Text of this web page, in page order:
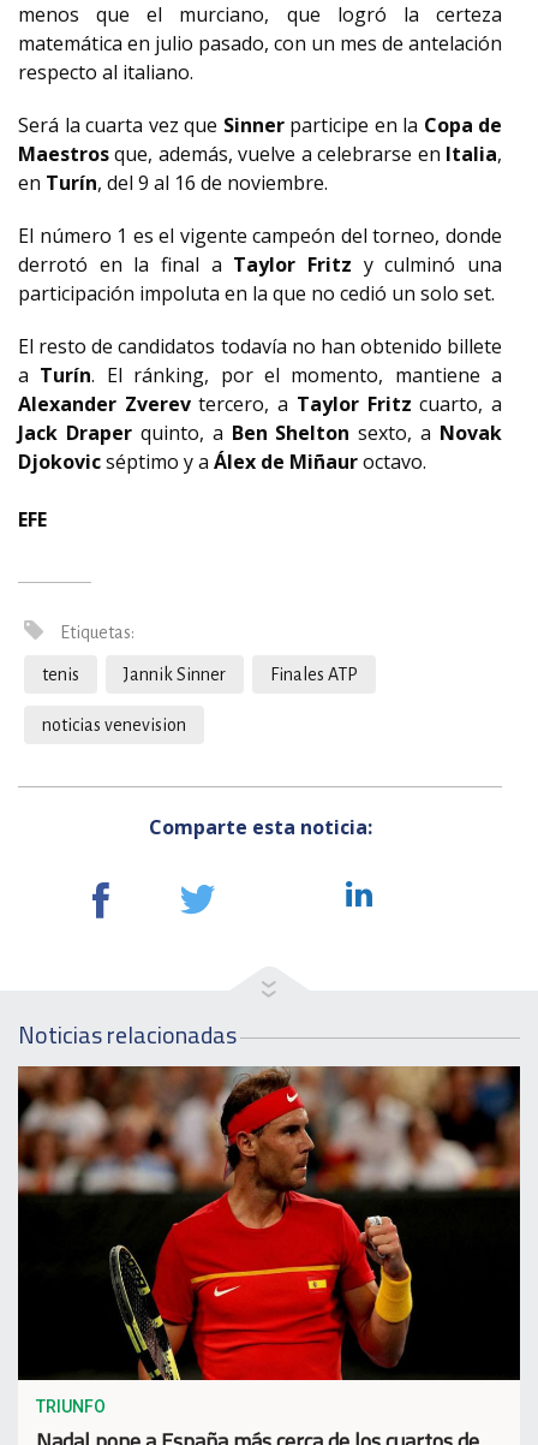
menos que el murciano, que logró la certeza
matemática en julio pasado, con un mes de antelación
respecto al italiano.
Será la cuarta vez que Sinnerparticipe en la Copa de
Maestrosque, además, vuelve a celebrarse en Italia,
en Turín, del 9 al 16 de noviembre.
El número 1 es el vigente campeón del torneo, donde
derrotó en la final a Taylor Fritz y culminó una
participación impoluta en la que no cedió un solo set.
El resto de candidatos todavía no han obtenido billete
a Turín. El ránking, por el momento, mantiene a
Alexander Zverevtercero, a Taylor Fritz cuarto, a
Jack Draperquinto, a Ben Shelton sexto, a Novak
Djokovicséptimo y a Álex de Miñauroctavo.
EFE
Etiquetas:
tenis Jannik Sinner Finales ATP
noticias venevision
Comparte esta noticia:
Noticias relacionadas
TRIUNFO